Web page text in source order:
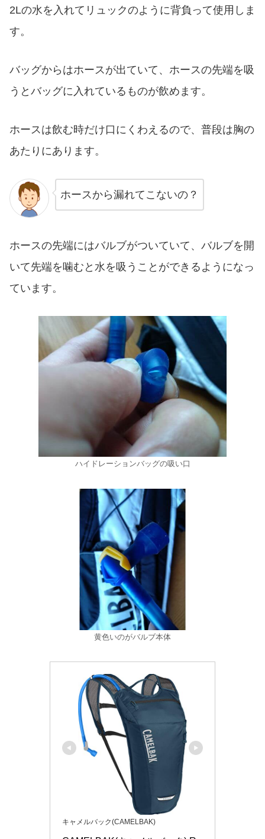
2Lの水を入れてリュックのように背負って使用しま
す。
バッグからはホースが出ていて、ホースの先端を吸
うとバッグに入れているものが飲めます。
ホースは飲む時だけ口にくわえるので、普段は胸の
あたりにあります。
ホースから漏れてこないの？
ホースの先端にはバルブがついていて、バルブを開
いて先端を噛むと水を吸うことができるようになっ
ています。
ハイドレーションバッグの吸い口
黄色いのがバルブ本体
キャメルバック(CAMELBAK)